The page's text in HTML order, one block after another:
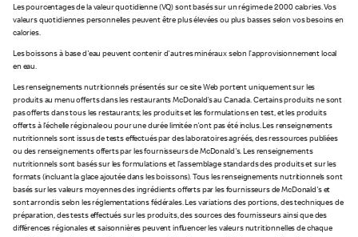
Les pourcentages de la valeur quotidienne (VQ) sont basés sur un régime de 2 000 calories. Vos
valeurs quotidiennes personnelles peuvent être plus élevées ou plus basses selon vos besoins en
calories.
Les boissons à base d'eau peuvent contenir d'autres minéraux selon l’approvisionnement local
en eau.
Les renseignements nutritionnels présentés sur ce site Web portent uniquement sur les
produits au menu offerts dans les restaurants McDonald’s au Canada. Certains produits ne sont
pas offerts dans tous les restaurants; les produits et les formulations en test, et les produits
offerts à l'échelle régionale ou pour une durée limitée n'ont pas été inclus. Les renseignements
nutritionnels sont issus de tests effectués par des laboratoires agréés, des ressources publiées
ou des renseignements offerts par les fournisseurs de McDonald's. Les renseignements
nutritionnels sont basés sur les formulations et l’assemblage standards des produits et sur les
formats (incluant la glace ajoutée dans les boissons). Tous les renseignements nutritionnels sont
basés sur les valeurs moyennes des ingrédients offerts par les fournisseurs de McDonald's et
sont arrondis selon les réglementations fédérales. Les variations des portions, des techniques de
préparation, des tests effectués sur les produits, des sources des fournisseurs ainsi que des
différences régionales et saisonnières peuvent influencer les valeurs nutritionnelles de chaque